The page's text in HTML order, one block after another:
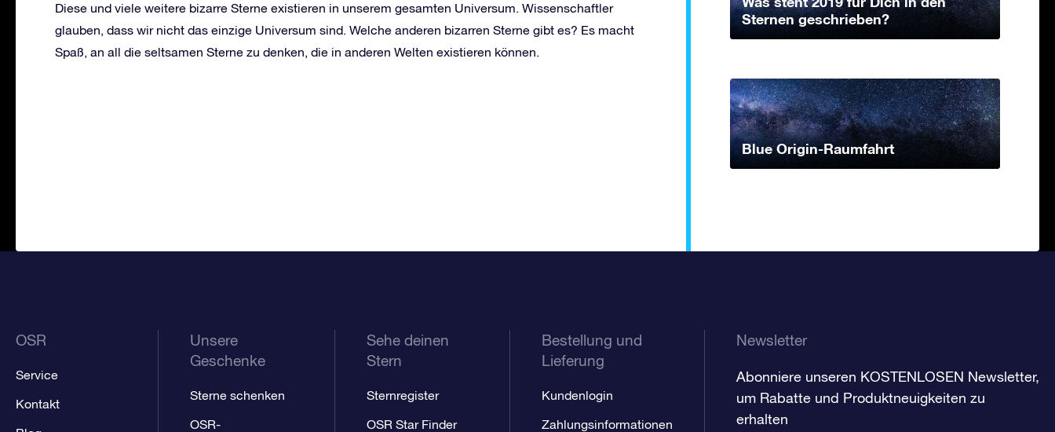
Diese und viele weitere bizarre Sterne existieren in unserem gesamten Universum. Wissenschaftler
glauben, dass wir nicht das einzige Universum sind. Welche anderen bizarren Sterne gibt es? Es macht
Spaß, an all die seltsamen Sterne zu denken, die in anderen Welten existieren können.
Sternen geschrieben?
Blue Origin-Raumfahrt
OSR
Service
Kontakt
Unsere
Geschenke
Sterne schenken
OSR-
Sehe deinen
Stern
Sternregister
OSR Star Finder
Bestellung und
Lieferung
Kundenlogin
Zahlungsinformationen
Newsletter
Abonniere unseren KOSTENLOSEN Newsletter,
um Rabatte und Produktneuigkeiten zu
erhalten